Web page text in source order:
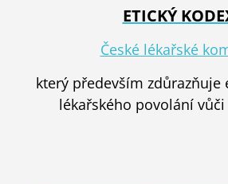
ETICKÝ
České lékařské
který především zdůrazňuje
lékařského povolání